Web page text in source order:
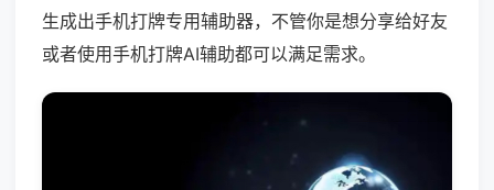
生成出手机打牌专用辅助器，不管你是想分享给好友
或者使用手机打牌AI辅助都可以满足需求。